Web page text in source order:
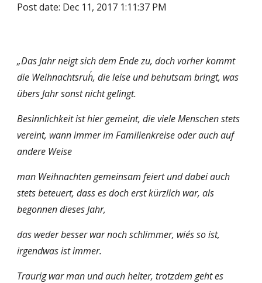
Post date: Dec 11, 2017 1:11:37 PM
„Das Jahr neigt sich dem Ende zu, doch vorher kommt
die Weihnachtsruh´, die leise und behutsam bringt, was
übers Jahr sonst nicht gelingt.
Besinnlichkeit ist hier gemeint, die viele Menschen stets
vereint, wann immer im Familienkreise oder auch auf
andere Weise
man Weihnachten gemeinsam feiert und dabei auch
stets beteuert, dass es doch erst kürzlich war, als
begonnen dieses Jahr,
das weder besser war noch schlimmer, wie´s so ist,
irgendwas ist immer.
Traurig war man und auch heiter, trotzdem geht es